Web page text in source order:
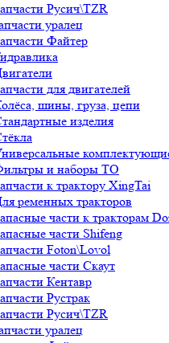
Русич\TZR
уралец
Файтер
для двигателей
шины, груза, цепи
изделия
и наборы ТО
к трактору XingTai
ременных тракторов
части к тракторам
части Shifeng
Foton\Lovol
части Скаут
Кентавр
Рустрак
Русич\TZR
уралец